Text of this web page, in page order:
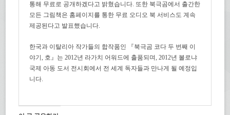
통해 무료로 공개하겠다고 밝혔습니다. 또한 북극곰에서 출간한
모든 그림책은 홈페이지를 통한 무료 오디오 북 서비스도 계속
제공된다고 발표했습니다.
한국과 이탈리아 작가들의 합작품인 『북극곰 코다 두 번째 이
야기, 호』는 2012년 라가치 어워드에 출품되며, 2012년 볼로냐
국제 아동 도서 전시회에서 전 세계 독자들과 만나게 될 예정입
니다.